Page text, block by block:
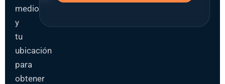
medio
y
tu
ubicación
para
obtener